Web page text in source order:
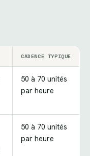
CADENCE TYPIQUE
50 à 70 unités
par heure
50 à 70 unités
par heure